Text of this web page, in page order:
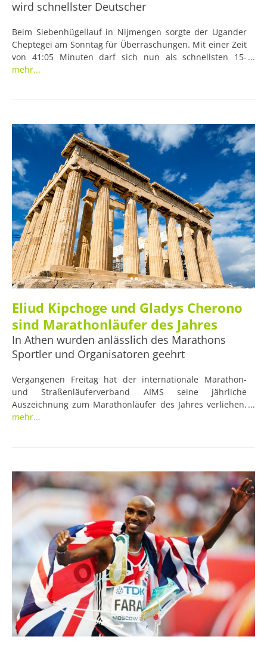
wird schnellster Deutscher
Beim Siebenhügellauf in Nijmengen sorgte der Ugander
Cheptegei am Sonntag für Überraschungen. Mit einer Zeit
von 41:05 Minuten darf sich nun als schnellsten 15-
Kilometer-Läufer der Welt bezeichnen. Sein Konkurrent
mehr...
Eliud Kipchoge und Gladys Cherono
sind Marathonläufer des Jahres
In Athen wurden anlässlich des Marathons
Sportler und Organisatoren geehrt
Vergangenen Freitag hat der internationale Marathon-
und Straßenläuferverband AIMS seine jährliche
Auszeichnung zum Marathonläufer des Jahres verliehen.
Dieses Jahr gewannen die Berlin-Marathon-Gewinner/-
abgehalten.
mehr...